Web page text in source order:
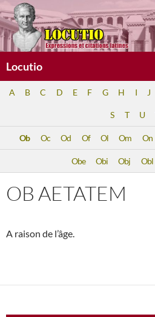
Aller
au
contenu
Locutio
A B C D E F G H I J
S T U
Ob Oc Od Of Ol Om On
Obe Obi Obj Obl
OB AETATEM
A raison de l’âge.